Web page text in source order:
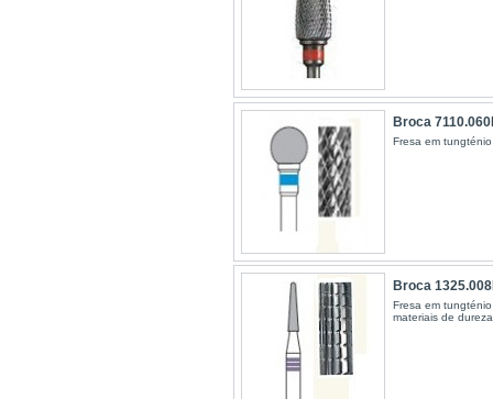
Broca
Fresa em
Broca
Fresa em
materiais de